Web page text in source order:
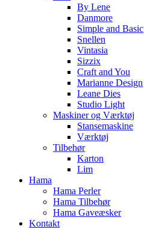
By Lene
Danmore
Simple and Basic
Snellen
Vintasia
Sizzix
Craft and You
Marianne Design
Leane Dies
Studio Light
Maskiner og Værktøj
Stansemaskine
Værktøj
Tilbehør
Karton
Lim
Hama
Hama Perler
Hama Tilbehør
Hama Gaveæsker
Kontakt